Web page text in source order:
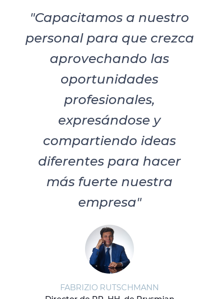
"Capacitamos a nuestro
personal para que crezca
aprovechando las
oportunidades
profesionales,
expresándose y
compartiendo ideas
diferentes para hacer
más fuerte nuestra
empresa"
FABRIZIO RUTSCHMANN